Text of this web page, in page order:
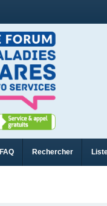
FAQ Rechercher